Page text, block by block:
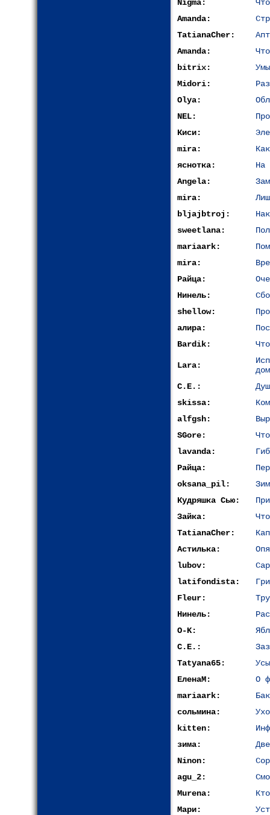
Nigma:
Amanda:
TatianaCher:
Amanda:
bitrix:
Midori:
Olya:
NEL:
Киси:
mira:
яснотка:
На
Angela:
mira:
bljajbtroj:
sweetlana:
mariaark:
mira:
Райца:
Нинель:
shellow:
алира:
Bardik:
Lara:
С.Е.:
skissa:
alfgsh:
SGore:
lavanda:
Райца:
oksana_pil:
Кудряшка Сью:
Зайка:
TatianaCher:
Астилька:
lubov:
latifondista:
Fleur:
Нинель:
O-K:
С.Е.:
Tatyana65:
ЕленаМ:
О
mariaark:
сольмина:
kitten:
зима:
Ninon:
agu_2:
Murena:
Мари: